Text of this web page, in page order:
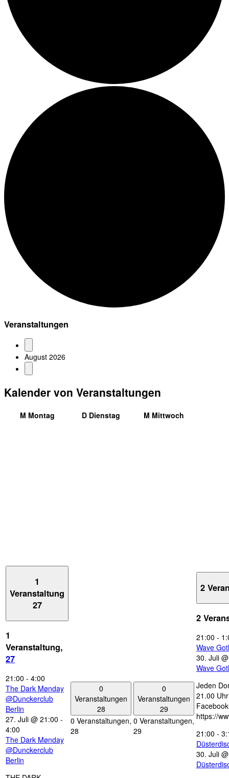
Veranstaltungen
August 2026
Kalender von Veranstaltungen
M Montag D Dienstag M Mittwoch
1
Veranstaltung
27
1
Veranstaltung,
27
21:00 - 4:00
The Dark Mønday
@Dunckerclub
Berlin
27. Juli @ 21:00 -
4:00
The Dark Mønday
@Dunckerclub
Berlin
0
Veranstaltungen
28
0 Veranstaltungen,
28
0
Veranstaltungen
29
0 Veranstaltungen,
29
2
2
21:00 -
Wave
30. Juli
Wave
Jeden
21.00
https://
21:00 -
30. Juli